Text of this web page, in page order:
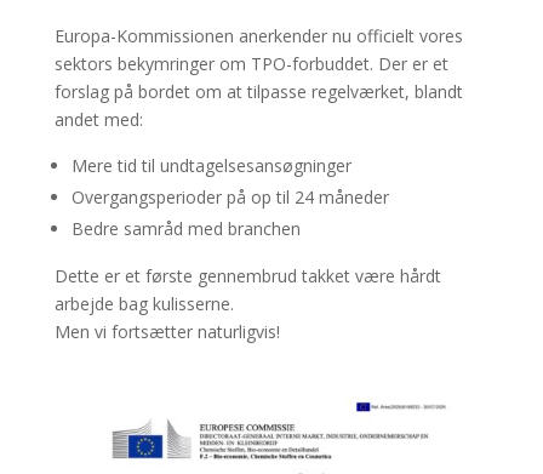
Europa-Kommissionen anerkender nu officielt vores
sektors bekymringer om TPO-forbuddet. Der er et
forslag på bordet om at tilpasse regelværket, blandt
andet med:
Mere tid til undtagelsesansøgninger
Overgangsperioder på op til 24 måneder
Bedre samråd med branchen
Dette er et første gennembrud takket være hårdt
arbejde bag kulisserne.
Men vi fortsætter naturligvis!